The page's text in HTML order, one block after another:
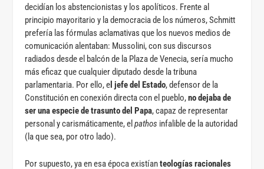
decidían los abstencionistas y los apolíticos. Frente al
principio mayoritario y la democracia de los números, Schmitt
prefería las fórmulas aclamativas que los nuevos medios de
comunicación alentaban: Mussolini, con sus discursos
radiados desde el balcón de la Plaza de Venecia, sería mucho
más eficaz que cualquier diputado desde la tribuna
parlamentaria. Por ello, e l jefe del Estado, defensor de la
Constitución en conexión directa con el pueblo,no dejaba de
ser una especie de trasunto del Papa, capaz de representar
personal y carismáticamente, elpathos infalible de la autoridad
(la que sea, por otro lado).
Por supuesto, ya en esa época existíanteologías racionales